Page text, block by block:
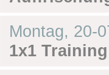
Montag, 20-
1x1